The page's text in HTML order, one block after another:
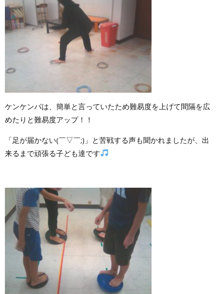
ケンケンパは、簡単と言っていたため難易度を上げて間隔を広
めたりと難易度アップ！！
「足が届かない(￣▽￣;)」と苦戦する声も聞かれましたが、出
来るまで頑張る子ども達です